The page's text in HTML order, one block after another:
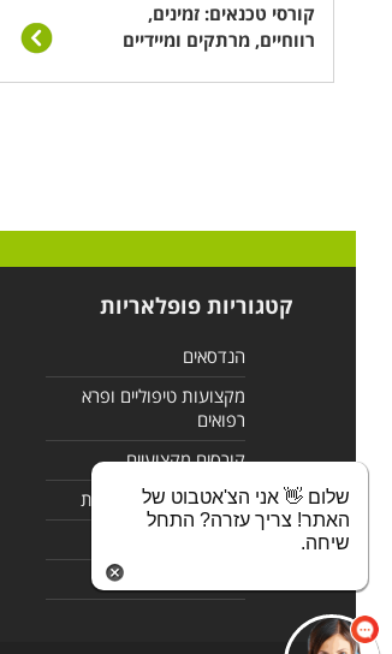
קורסי טכנאים: זמינים,
רווחיים, מרתקים ומיידיים
קטגוריות פופלאריות
הנדסאים
מקצועות טיפוליים ופרא
רפואים
קורסים מקצועיים
לימודי מחשבים ורשתות
שלום 👋 אני הצ'אטבוט של
האתר! צריך עזרה? התחל
שיחה.